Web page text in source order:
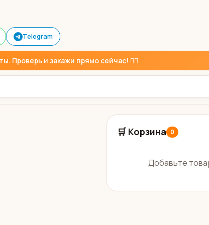
Telegram
Проверь и закажи прямо сейчас! 👇🏼
🛒 Корзина 0
Добавьте